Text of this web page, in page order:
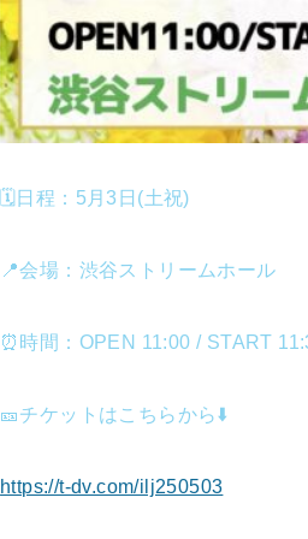
🗓️日程：5月3日(土祝)
📍会場：渋谷ストリームホール
⏰時間：OPEN 11:00 / START
🎫チケットはこちらから⬇️
https://t-dv.com/ilj250503